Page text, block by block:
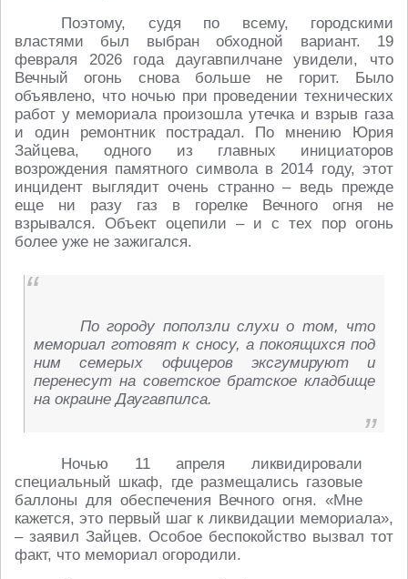
Поэтому, судя по всему, городскими
властями был выбран обходной вариант. 19
февраля 2026 года даугавпилчане увидели, что
Вечный огонь снова больше не горит. Было
объявлено, что ночью при проведении технических
работ у мемориала произошла утечка и взрыв газа
и один ремонтник пострадал. По мнению Юрия
Зайцева, одного из главных инициаторов
возрождения памятного символа в 2014 году, этот
инцидент выглядит очень странно – ведь прежде
еще ни разу газ в горелке Вечного огня не
взрывался. Объект оцепили – и с тех пор огонь
более уже не зажигался.
По городу поползли слухи о том, что
мемориал готовят к сносу, а покоящихся под
ним семерых офицеров эксгумируют и
перенесут на советское братское кладбище
на окраине Даугавпилса.
Ночью 11 апреля ликвидировали
специальный шкаф, где размещались газовые
баллоны для обеспечения Вечного огня. «Мне
кажется, это первый шаг к ликвидации мемориала»,
– заявил Зайцев. Особое беспокойство вызвал тот
факт, что мемориал огородили.